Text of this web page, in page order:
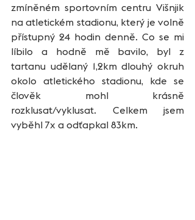
zmíněném sportovním centru Višnjik
na atletickém stadionu, který je volně
přístupný 24 hodin denně. Co se mi
líbilo a hodně mě bavilo, byl z
tartanu udělaný 1,2km dlouhý okruh
okolo atletického stadionu, kde se
člověk mohl krásně
rozklusat/vyklusat. Celkem jsem
vyběhl 7x a odťapkal 83km.